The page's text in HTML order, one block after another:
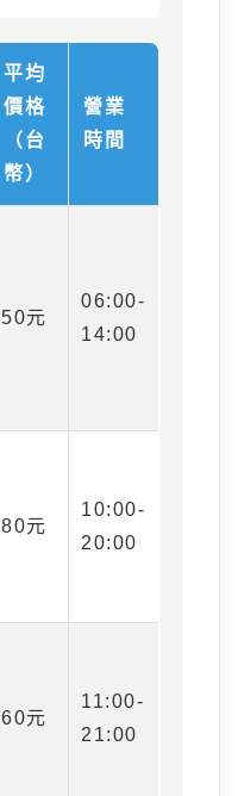
平均
價格
（台
幣）
營業
時間
50元
06:00-
14:00
80元
10:00-
20:00
60元
11:00-
21:00